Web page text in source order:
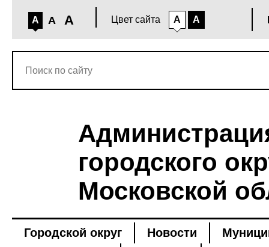
A A A Цвет сайта A A
городского
Московской
Городской округ Новости